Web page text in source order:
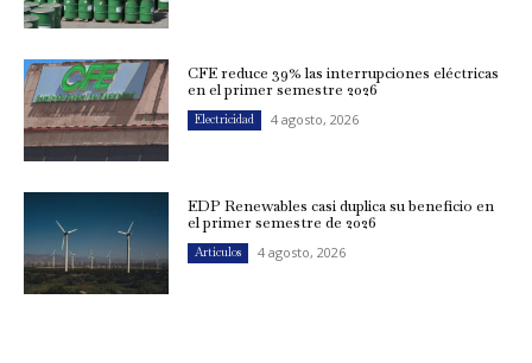
CFE reduce 39% las interrupciones eléctricas
en el primer semestre 2026
Electricidad 4 agosto, 2026
EDP Renewables casi duplica su beneficio en
el primer semestre de 2026
Artículos 4 agosto, 2026